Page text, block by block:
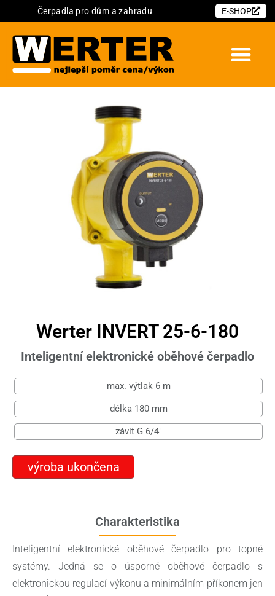
Čerpadla pro dům a zahradu E-SHOP
Werter INVERT 25-6-180
Inteligentní elektronické oběhové čerpadlo
max. výtlak 6 m
délka 180 mm
závit G 6/4"
výroba ukončena
Charakteristika
Inteligentní elektronické oběhové čerpadlo pro topné
systémy. Jedná se o úsporné oběhové čerpadlo s
elektronickou regulací výkonu a minimálním příkonem jen